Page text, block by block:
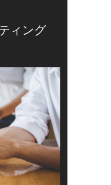
ィング